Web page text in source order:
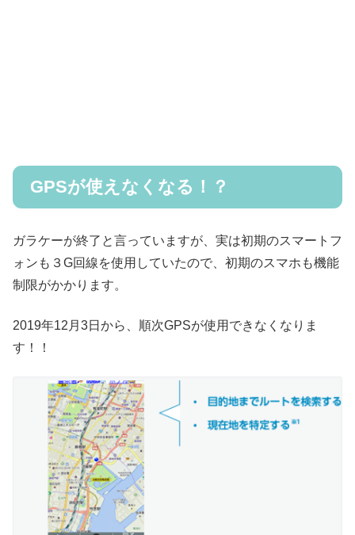
GPSが使えなくなる！？
ガラケーが終了と言っていますが、実は初期のスマートフ
ォンも３G回線を使用していたので、初期のスマホも機能
制限がかかります。
2019年12月3日から、順次GPSが使用できなくなりま
す！！